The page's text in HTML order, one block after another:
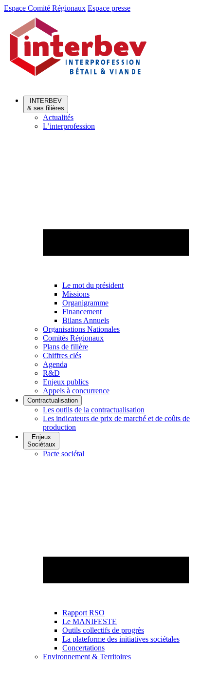
Aller
Aller
contenu
Espace Comité Régionaux Espace presse
INTERBEV
& ses filières
Actualités
L’interprofession
Le mot du président
Missions
Organigramme
Financement
Bilans Annuels
Organisations Nationales
Comités Régionaux
Plans de filière
Chiffres clés
Agenda
R&D
Enjeux publics
Appels à concurrence
Contractualisation
Les outils de la contractualisation
Les indicateurs de prix de marché et de coûts de
production
Enjeux
Sociétaux
Pacte sociétal
Rapport RSO
Le MANIFESTE
Outils collectifs de progrès
La plateforme des initiatives sociétales
Concertations
Environnement & Territoires